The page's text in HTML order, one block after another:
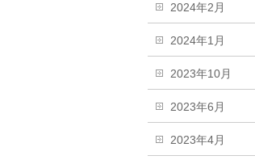
2024年2月
2024年1月
2023年10月
2023年6月
2023年4月